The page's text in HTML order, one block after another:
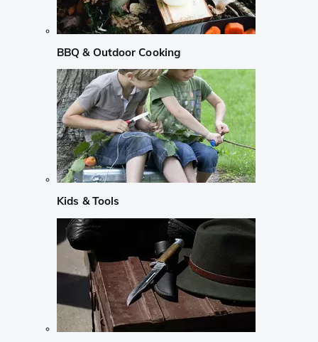
BBQ & Outdoor Cooking
Kids & Tools